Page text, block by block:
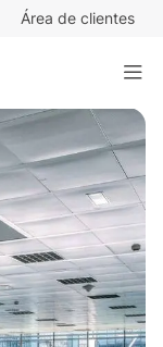
Área de clientes